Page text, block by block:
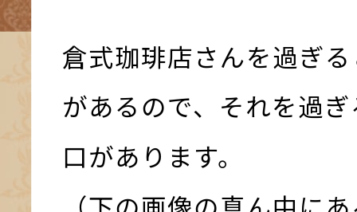
倉式珈琲店さんを過ぎ
があるので、それを過
口があります。